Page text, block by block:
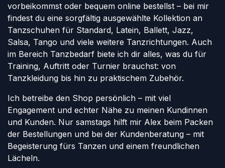
vorbeikommst oder bequem online bestellst – bei mir
findest du eine sorgfältig ausgewählte Kollektion an
Tanzschuhen für Standard, Latein, Ballett, Jazz,
Salsa, Tango und viele weitere Tanzrichtungen. Auch
im Bereich Tanzbedarf biete ich dir alles, was du für
Training, Auftritt oder Turnier brauchst: von
Tanzkleidung bis hin zu praktischem Zubehör.
Ich betreibe den Shop persönlich – mit viel
Engagement und echter Nähe zu meinen Kundinnen
und Kunden. Nur samstags hilft mir Alex beim Packen
der Bestellungen und bei der Kundenberatung – mit
Begeisterung fürs Tanzen und einem freundlichen
Lächeln.